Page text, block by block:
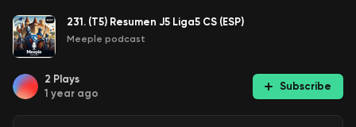
231. (T5) Resumen J5 Liga5 CS (ESP)
Meeple podcast
2 Plays
1 year ago
Subscribe